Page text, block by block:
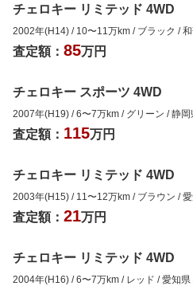
チェロキー リミテッド 4WD
2002年(H14) / 10〜11 万km / ブラック /
査定額： 85万円
チェロキー スポーツ 4WD
2007年(H19) /6〜7万km / グリーン /静岡
査定額： 115万円
チェロキー リミテッド 4WD
2003年(H15) / 11 〜12万km / ブラウン /
査定額： 21万円
チェロキー リミテッド 4WD
2004年(H16) /6〜7万km / レッド /愛知県